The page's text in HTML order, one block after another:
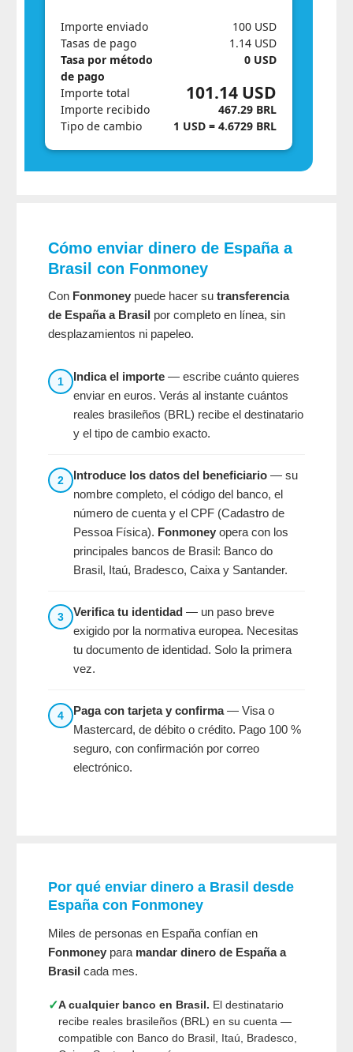
Importe enviado
Tasas de pago
Tasa por método
de pago
100 USD
1.14 USD
0 USD
Importe total
Importe recibido
101.14 USD
467.29 BRL
Tipo de cambio
1 USD = 4.6729 BRL
Cómo enviar dinero de España a
Brasil con Fonmoney
Con Fonmoney puede hacer su transferencia
de España a Brasil por completo en línea, sin
desplazamientos ni papeleo.
1 Indica el importe — escribe cuánto quieres
enviar en euros. Verás al instante cuántos
reales brasileños (BRL) recibe el destinatario
y el tipo de cambio exacto.
2 Introduce los datos del beneficiario — su
nombre completo, el código del banco, el
número de cuenta y el CPF (Cadastro de
Pessoa Física). Fonmoney opera con los
principales bancos de Brasil: Banco do
Brasil, Itaú, Bradesco, Caixa y Santander.
3 Verifica tu identidad — un paso breve
exigido por la normativa europea. Necesitas
tu documento de identidad. Solo la primera
vez.
4 Paga con tarjeta y confirma— Visa o
Mastercard, de débito o crédito. Pago 100 %
seguro, con confirmación por correo
electrónico.
Por qué enviar dinero a Brasil desde
España con Fonmoney
Miles de personas en España confían en
Fonmoney para mandar dinero de España a
Brasil cada mes.
✓A cualquier banco en Brasil. El destinatario
recibe reales brasileños (BRL) en su cuenta —
compatible con Banco do Brasil, Itaú, Bradesco,